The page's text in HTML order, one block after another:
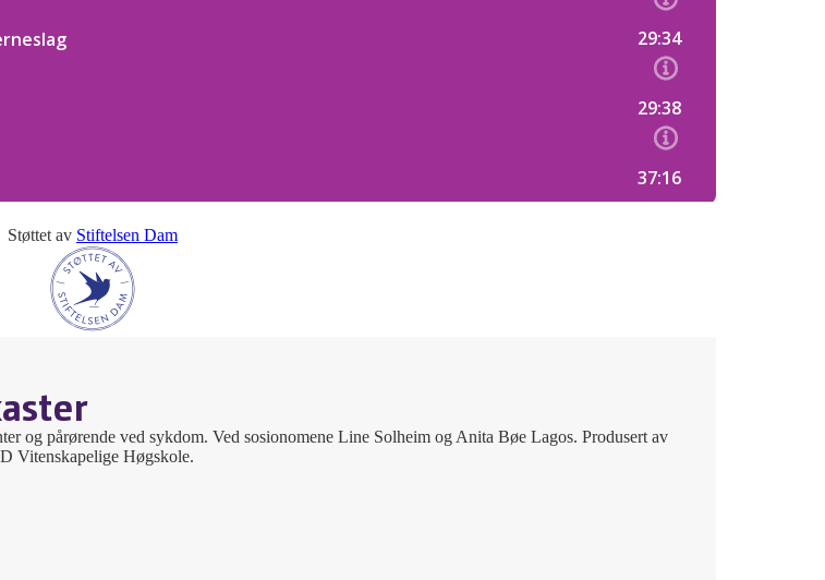
Støttet av Stiftelsen Dam
og pårørende ved sykdom. Ved sosionomene Line Solheim og Anita Bøe Lagos. Produsert av
Vitenskapelige Høgskole.